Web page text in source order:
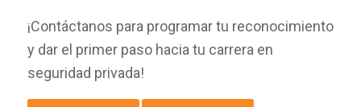
¡Contáctanos para programar tu reconocimiento
y dar el primer paso hacia tu carrera en
seguridad privada!